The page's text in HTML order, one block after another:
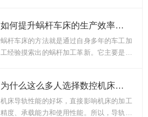
的。有可能是步进电机本身故障也可能是其
驱动电路故障。首先检查步进电机的连接插
头是否接触良好，若接触良好，可将*的电
是装备机床，机械等产品的新颖功能部件。
该产品目前已达到系列化，标准化，通用
化，是国内外：冶金、矿山、港口、起重、
液、气软管等的防护装置，在使用过程中能
随机床、机械的移动部件同步协调运行，使
电线、电缆或橡塑软管与拖链之间无相对运
如何提升蜗杆车床的生产效率呢？
蜗杆车床的方法就是通过自身多年的车工加
工经验摸索出的蜗杆加工革新。它主要是对
证顺利排屑，不产生“扎刀”现象。当熟练地
掌握了这种加工方法以后，生产效率比一般
的蜗杆车床方法有所提高。在蜗杆车床时，
为什么这么多人选择数控机床导轨呢?
机床导轨性能的好坏，直接影响机床的加工
精度、承载能力和使用性能。所以，导轨要